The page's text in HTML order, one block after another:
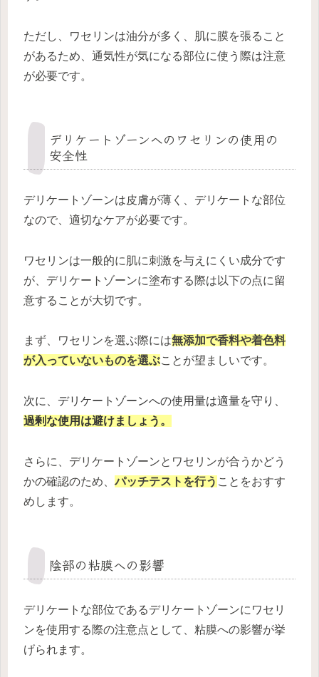
ただし、ワセリンは油分が多く、肌に膜を張ること
があるため、通気性が気になる部位に使う際は注意
が必要です。
デリケートゾーンへのワセリンの使用の
安全性
デリケートゾーンは皮膚が薄く、デリケートな部位
なので、適切なケアが必要です。
ワセリンは一般的に肌に刺激を与えにくい成分です
が、デリケートゾーンに塗布する際は以下の点に留
意することが大切です。
まず、ワセリンを選ぶ際には無添加で香料や着色料
が入っていないものを選ぶことが望ましいです。
次に、デリケートゾーンへの使用量は適量を守り、
過剰な使用は避けましょう。
さらに、デリケートゾーンとワセリンが合うかどう
かの確認のため、 パッチテストを行う ことをおすす
めします。
陰部の粘膜への影響
デリケートな部位であるデリケートゾーンにワセリ
ンを使用する際の注意点として、粘膜への影響が挙
げられます。